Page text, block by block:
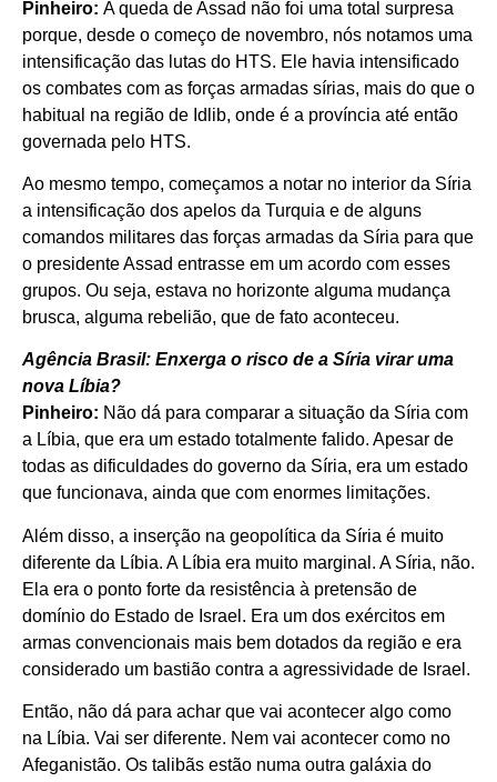
Pinheiro: A queda de Assad não foi uma total surpresa
porque, desde o começo de novembro, nós notamos uma
intensificação das lutas do HTS. Ele havia intensificado
os combates com as forças armadas sírias, mais do que o
habitual na região de Idlib, onde é a província até então
governada pelo HTS.
Ao mesmo tempo, começamos a notar no interior da Síria
a intensificação dos apelos da Turquia e de alguns
comandos militares das forças armadas da Síria para que
o presidente Assad entrasse em um acordo com esses
grupos. Ou seja, estava no horizonte alguma mudança
brusca, alguma rebelião, que de fato aconteceu.
Agência Brasil: Enxerga o risco de a Síria virar uma
nova Líbia?
Pinheiro: Não dá para comparar a situação da Síria com
a Líbia, que era um estado totalmente falido. Apesar de
todas as dificuldades do governo da Síria, era um estado
que funcionava, ainda que com enormes limitações.
Além disso, a inserção na geopolítica da Síria é muito
diferente da Líbia. A Líbia era muito marginal. A Síria, não.
Ela era o ponto forte da resistência à pretensão de
domínio do Estado de Israel. Era um dos exércitos em
armas convencionais mais bem dotados da região e era
considerado um bastião contra a agressividade de Israel.
Então, não dá para achar que vai acontecer algo como
na Líbia. Vai ser diferente. Nem vai acontecer como no
Afeganistão. Os talibãs estão numa outra galáxia do